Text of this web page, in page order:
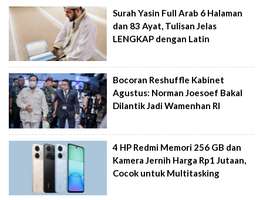
Surah Yasin Full Arab 6 Halaman
dan 83 Ayat, Tulisan Jelas
LENGKAP dengan Latin
Bocoran Reshuffle Kabinet
Agustus: Norman Joesoef Bakal
Dilantik Jadi Wamenhan RI
4 HP Redmi Memori 256 GB dan
Kamera Jernih Harga Rp1 Jutaan,
Cocok untuk Multitasking